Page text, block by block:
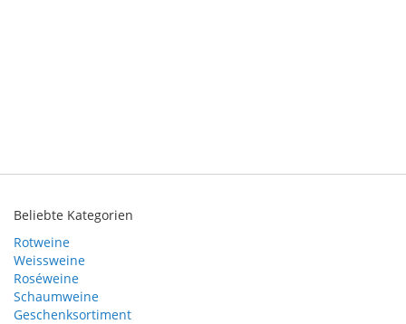
Beliebte Kategorien
Rotweine
Weissweine
Roséweine
Schaumweine
Geschenksortiment